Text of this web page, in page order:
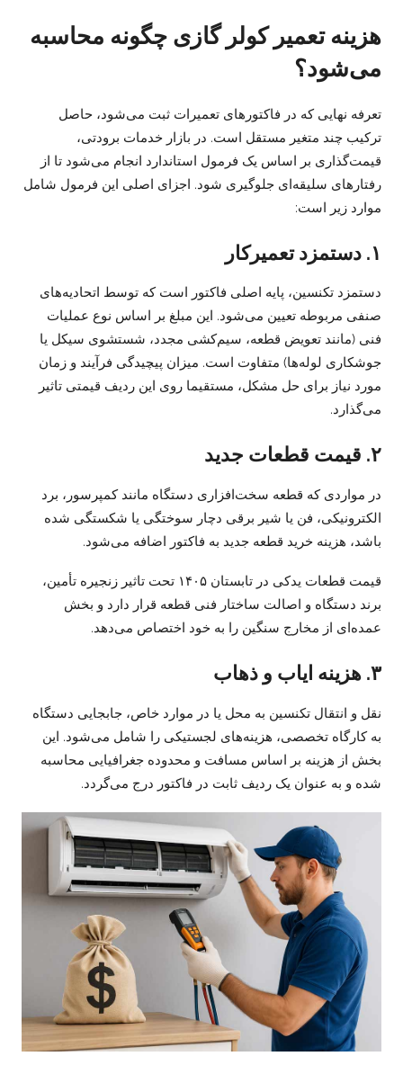
هزینه تعمیر کولر گازی چگونه محاسبه
می‌شود؟
تعرفه نهایی که در فاکتورهای تعمیرات ثبت می‌شود، حاصل
ترکیب چند متغیر مستقل است. در بازار خدمات برودتی،
قیمت‌گذاری بر اساس یک فرمول استاندارد انجام می‌شود تا از
رفتارهای سلیقه‌ای جلوگیری شود. اجزای اصلی این فرمول شامل
موارد زیر است:
۱. دستمزد تعمیرکار
دستمزد تکنسین، پایه اصلی فاکتور است که توسط اتحادیه‌های
صنفی مربوطه تعیین می‌شود. این مبلغ بر اساس نوع عملیات
فنی (مانند تعویض قطعه، سیم‌کشی مجدد، شستشوی سیکل یا
جوشکاری لوله‌ها) متفاوت است. میزان پیچیدگی فرآیند و زمان
مورد نیاز برای حل مشکل، مستقیما روی این ردیف قیمتی تاثیر
می‌گذارد.
۲. قیمت قطعات جدید
در مواردی که قطعه سخت‌افزاری دستگاه مانند کمپرسور، برد
الکترونیکی، فن یا شیر برقی دچار سوختگی یا شکستگی شده
باشد، هزینه خرید قطعه جدید به فاکتور اضافه می‌شود.
قیمت قطعات یدکی در تابستان ۱۴۰۵ تحت تاثیر زنجیره تأمین،
برند دستگاه و اصالت ساختار فنی قطعه قرار دارد و بخش
عمده‌ای از مخارج سنگین را به خود اختصاص می‌دهد.
۳. هزینه ایاب و ذهاب
نقل و انتقال تکنسین به محل یا در موارد خاص، جابجایی دستگاه
به کارگاه تخصصی، هزینه‌های لجستیکی را شامل می‌شود. این
بخش از هزینه بر اساس مسافت و محدوده جغرافیایی محاسبه
شده و به عنوان یک ردیف ثابت در فاکتور درج می‌گردد.